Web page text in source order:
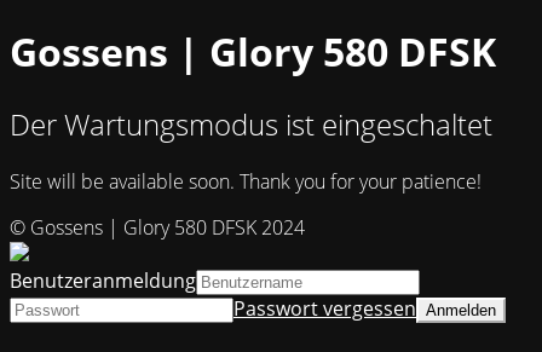
Gossens | Glory 580 DFSK
Der Wartungsmodus ist eingeschaltet
Site will be available soon. Thank you for your patience!
© Gossens | Glory 580 DFSK 2024
Benutzeranmeldung
Passwort vergessen